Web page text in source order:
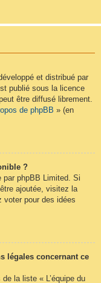
et distribué par
publié sous la licence
être diffusé librement.
de phpBB » (en
?
phpBB Limited. Si
ajoutée, visitez la
voter pour des idées
légales concernant ce
la liste « L’équipe du